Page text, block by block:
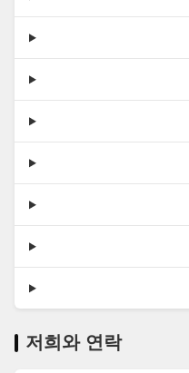
저희와 연락